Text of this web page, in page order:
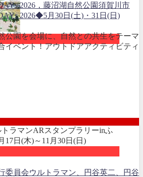
2026，藤沼湖自然公園須賀川市
2026◆5月30日(土)・31日(日)
公園を会場に、自然との共生をテーマ
イベント！アウトドアアクティビティ
委員会ウルトラマン、円谷英二、円谷